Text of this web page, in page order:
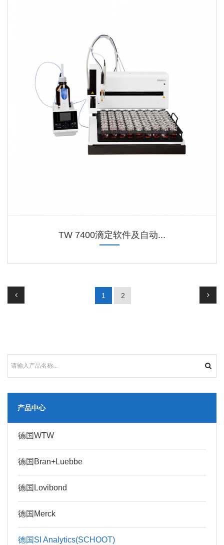
TW 7400滴定软件及自动...
1 2
产品中心
德国WTW
德国Bran+Luebbe
德国Lovibond
德国Merck
德国SI Analytics(SCHOOT)